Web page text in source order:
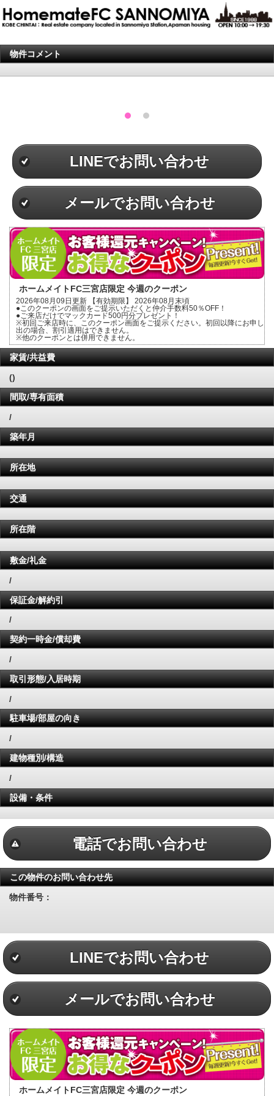
物件コメント
LINEでお問い合わせ
メールでお問い合わせ
ホームメイトFC三宮店限定 今週のクーポン
2026年08月09日更新 【有効期限】 2026年08月末頃
●このクーポンの画面をご提示いただくと仲介手数料50％OFF！
●ご来店だけでマックカード500円分プレゼント！
※初回ご来店時に、このクーポン画面をご提示ください。初回以降にお申し
出の場合、割引適用はできません。
※他のクーポンとは併用できません。
家賃/共益費
()
間取/専有面積
/
築年月
所在地
交通
所在階
敷金/礼金
/
保証金/解約引
/
契約一時金/償却費
/
取引形態/入居時期
/
駐車場/部屋の向き
/
建物種別/構造
/
設備・条件
電話でお問い合わせ
この物件のお問い合わせ先
物件番号：
LINEでお問い合わせ
メールでお問い合わせ
ホームメイトFC三宮店限定 今週のクーポン